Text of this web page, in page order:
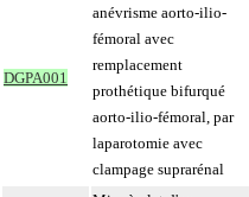
DGPA001
anévrisme aorto-ilio-
fémoral avec
remplacement
prothétique bifurqué
aorto-ilio-fémoral, par
laparotomie avec
clampage suprarénal